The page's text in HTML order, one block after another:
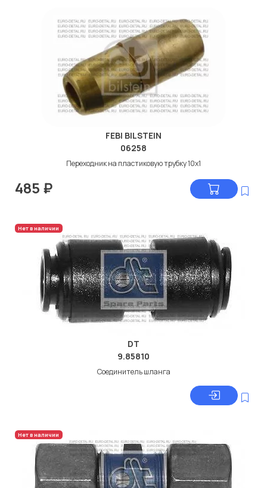
FEBI BILSTEIN
06258
Переходник на пластиковую трубку 10x1
485 ₽
Нет в наличии
DT
9.85810
Соединитель шланга
Нет в наличии